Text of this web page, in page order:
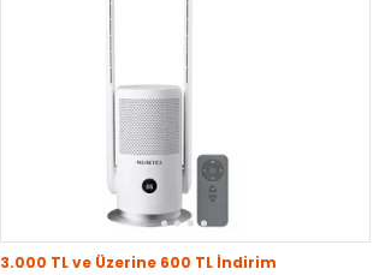
3.000 TL ve Üzerine 600 TL İndirim